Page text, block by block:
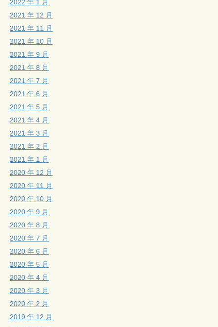
2022 年 1 月
2021 年 12 月
2021 年 11 月
2021 年 10 月
2021 年 9 月
2021 年 8 月
2021 年 7 月
2021 年 6 月
2021 年 5 月
2021 年 4 月
2021 年 3 月
2021 年 2 月
2021 年 1 月
2020 年 12 月
2020 年 11 月
2020 年 10 月
2020 年 9 月
2020 年 8 月
2020 年 7 月
2020 年 6 月
2020 年 5 月
2020 年 4 月
2020 年 3 月
2020 年 2 月
2019 年 12 月